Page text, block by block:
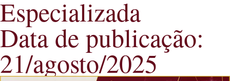
Especializada
Data de publicação:
21/agosto/2025